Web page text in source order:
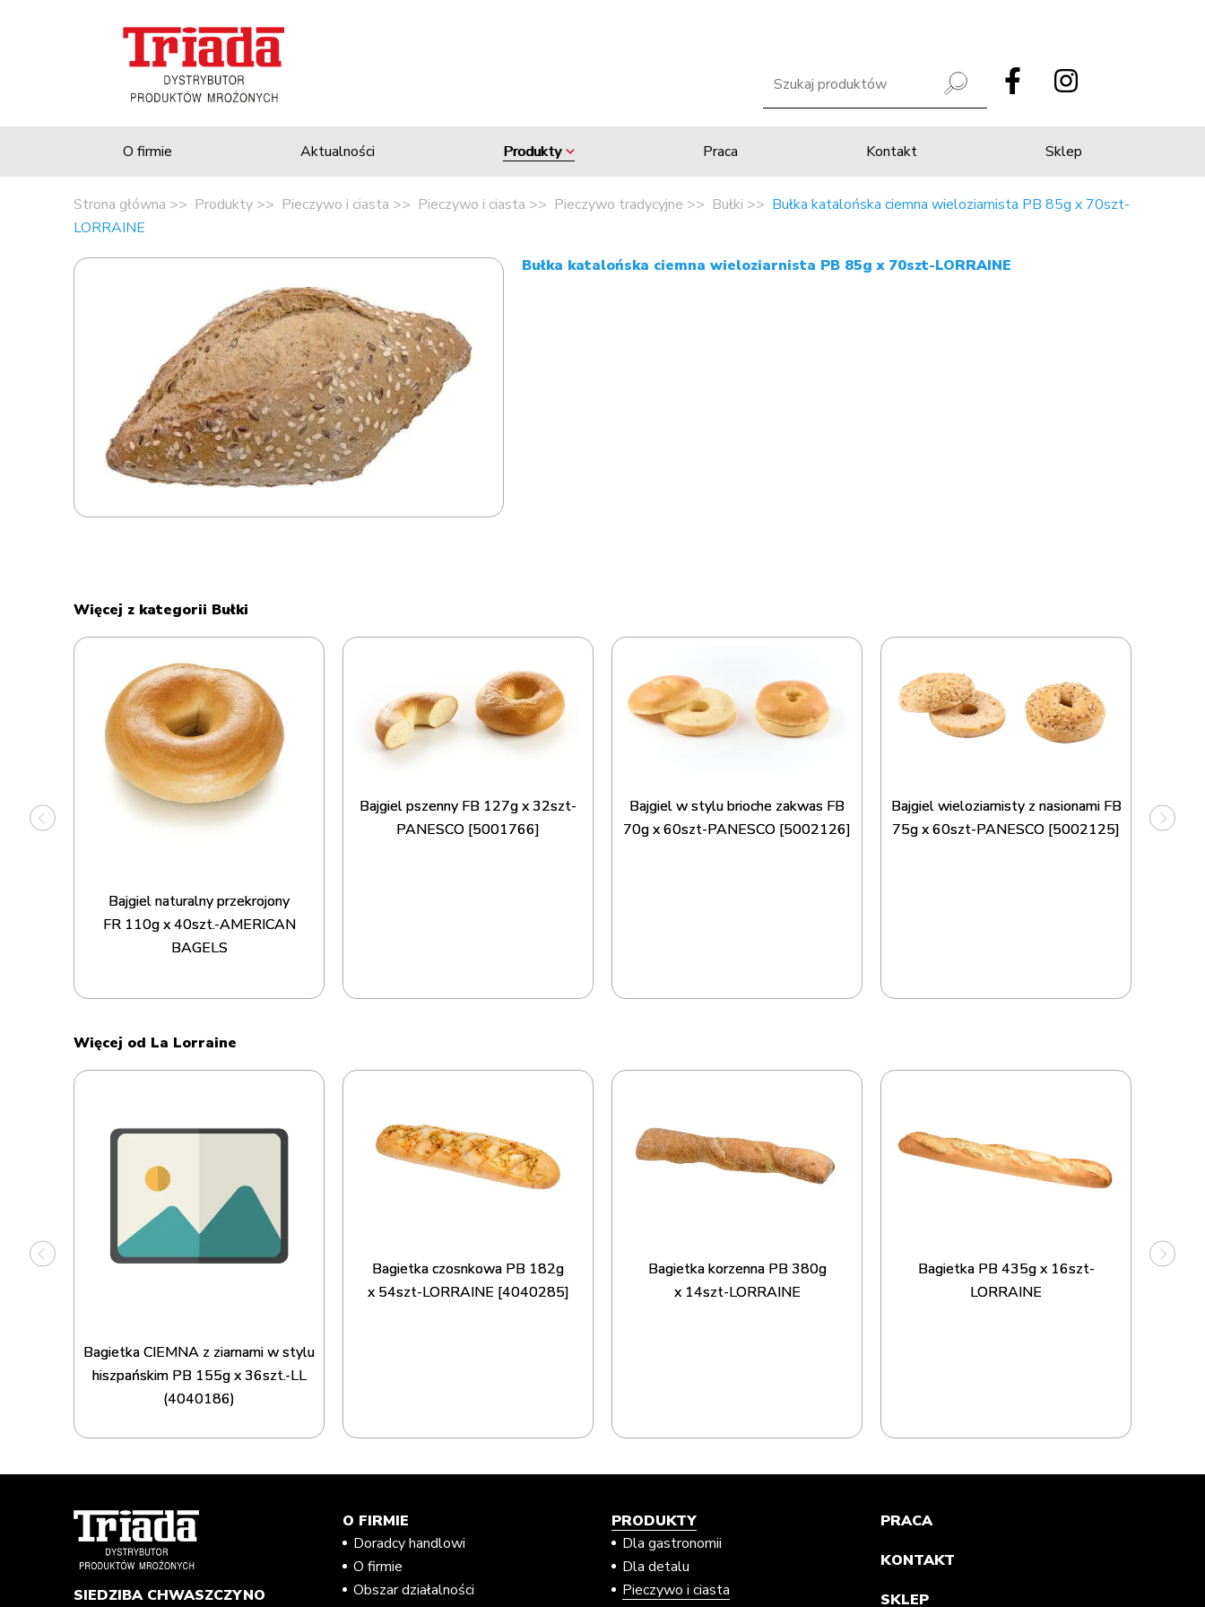
O firmie Aktualności Produkty Praca Kontakt Sklep
Strona główna Produkty Pieczywo i ciasta Pieczywo i ciasta Pieczywo tradycyjne Bułki
Bułka katalońska ciemna wieloziarnista PB 85g x 70szt-
LORRAINE
Bułka katalońska ciemna wieloziarnista PB 85g x 70szt-LORRAINE
Więcej z kategorii Bułki
Bajgiel naturalny przekrojony
FR 110g x 40szt.-AMERICAN
BAGELS
Bajgiel pszenny FB 127g x 32szt-
PANESCO [5001766]
Bajgiel w stylu brioche zakwas FB
70g x 60szt-PANESCO [5002126]
Bajgiel wieloziarnisty z nasionami FB
75g x 60szt-PANESCO [5002125]
Więcej od La Lorraine
FB
Bagietka CIEMNA z ziarnami w stylu
hiszpańskim PB 155g x 36szt.-LL
(4040186)
Bagietka czosnkowa PB 182g
x 54szt-LORRAINE [4040285]
Bagietka korzenna PB 380g
x 14szt-LORRAINE
Bagietka PB 435g x 16szt-
LORRAINE
SIEDZIBA CHWASZCZYNO
O FIRMIE
Doradcy handlowi
O firmie
Obszar działalności
PRODUKTY
Dla gastronomii
Dla detalu
Pieczywo i ciasta
PRACA
KONTAKT
SKLEP